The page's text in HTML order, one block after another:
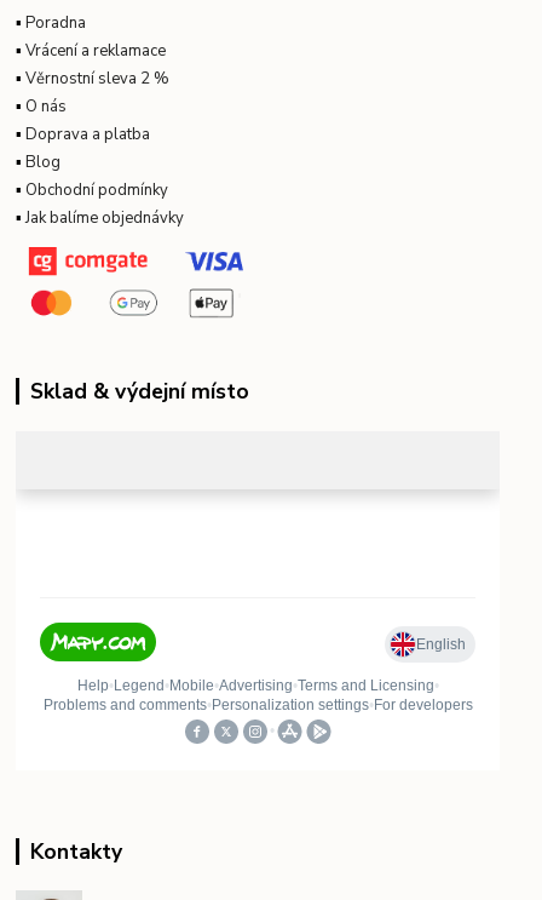
▪Poradna
▪Vrácení a reklamace
▪Věrnostní sleva 2 %
▪ O nás
▪Doprava a platba
▪Blog
▪ Obchodní podmínky
▪Jak balíme objednávky
Sklad & výdejní místo
Kontakty